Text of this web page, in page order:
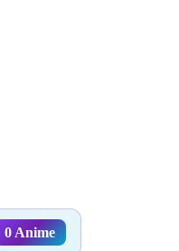
0 Anime